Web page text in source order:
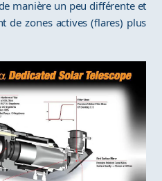
manière un peu différente et
de zones actives (flares) plus